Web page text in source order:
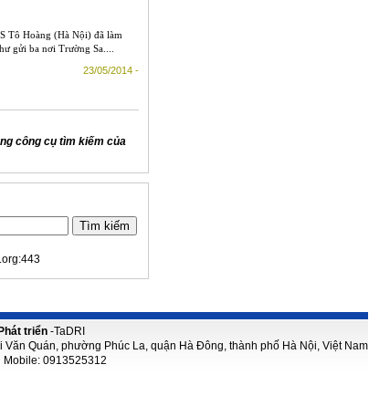
Tô Hoàng (Hà Nội) đã làm
gửi ba nơi Trường Sa....
23/05/2014 -
công cụ tìm kiếm của
triển -TaDRI
Quán, phường Phúc La, quận Hà Đông, thành phố Hà Nội, Việt Nam
0913525312